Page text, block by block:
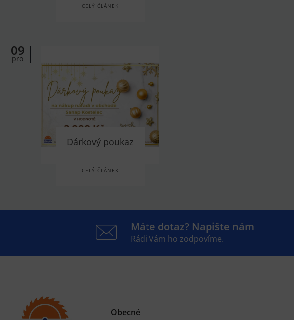
CELÝ ČLÁNEK
09
pro
Dárkový poukaz
CELÝ ČLÁNEK
Máte dotaz? Napište nám
Rádi Vám ho zodpovíme.
Obecné